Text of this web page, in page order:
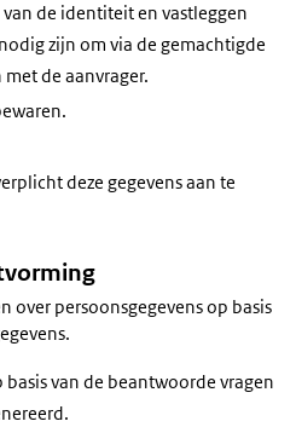
de identiteit en vastleggen
zijn om via de gemachtigde
de aanvrager.
deze gegevens aan te
over persoonsgegevens op basis
van de beantwoorde vragen